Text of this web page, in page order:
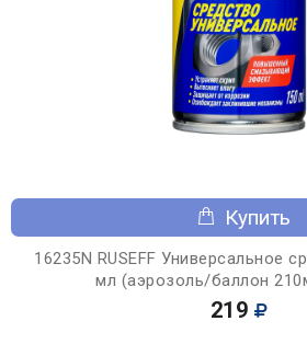
Купить
16235N RUSEFF Универсальное
мл (аэрозоль/баллон
219